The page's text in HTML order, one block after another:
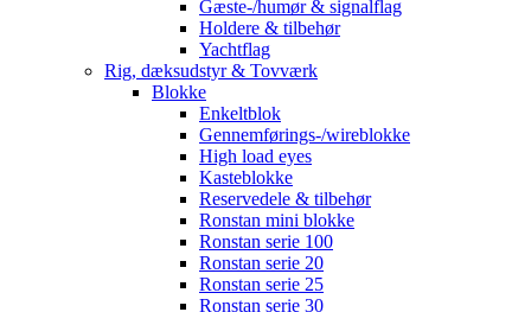
Gæste-/humør & signalflag
Holdere & tilbehør
Yachtflag
Rig, dæksudstyr & Tovværk
Blokke
Enkeltblok
Gennemførings-/wireblokke
High load eyes
Kasteblokke
Reservedele & tilbehør
Ronstan mini blokke
Ronstan serie 100
Ronstan serie 20
Ronstan serie 25
Ronstan serie 30